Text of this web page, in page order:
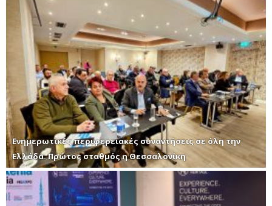
Ενημερωτικές περιφερειακές συναντήσεις σε όλη την
Ελλάδα. Πρώτος σταθμός η Θεσσαλονίκη